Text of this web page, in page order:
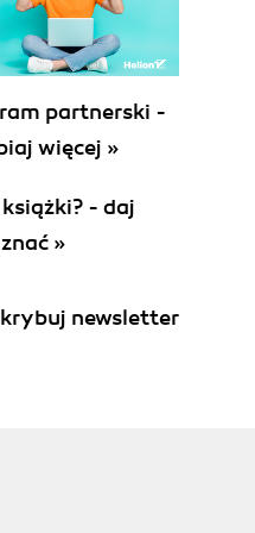
porządki (66)
Edycja zdjęć w
RAW (70)
w formacie RAW
RAW (79)
na zdjęciach w formacie
barw (85)
podziału na trzy"
partnerski -
więcej »
- daj
»
newsletter